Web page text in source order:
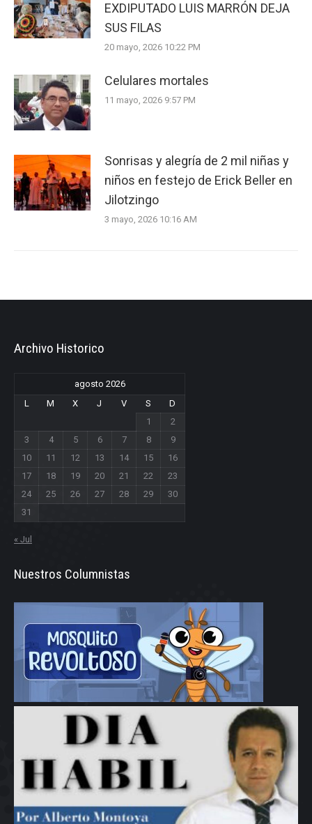
EXDIPUTADO LUIS MARRÓN DEJA
SUS FILAS
20 mayo, 2026 10:22 PM
Celulares mortales
11 mayo, 2026 9:57 PM
Sonrisas y alegría de 2 mil niñas y
niños en festejo de Erick Beller en
Jilotzingo
3 mayo, 2026 10:16 AM
Archivo Historico
agosto 2026
L
M X J V S
D
1
2
3
4 5 6 7 8
9
10
11 12 13 14 15
16
17
18 19 20 21 22
23
24
25 26 27 28 29
30
31
« Jul
Nuestros Columnistas